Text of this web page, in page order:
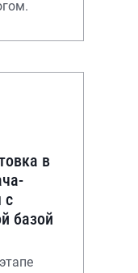
в
с
базой